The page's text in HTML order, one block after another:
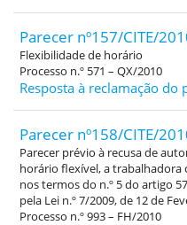
Parecer nº157/CITE/
Flexibilidade de horário
Processo n.º 571 – QX/2010
Resposta à reclamação do
Parecer nº158/CITE/
Parecer prévio à recusa de
horário flexível, a trabalhadora
nos termos do n.º 5 do artigo
pela Lei n.º 7/2009, de 12 de
Processo n.º 993 – FH/2010